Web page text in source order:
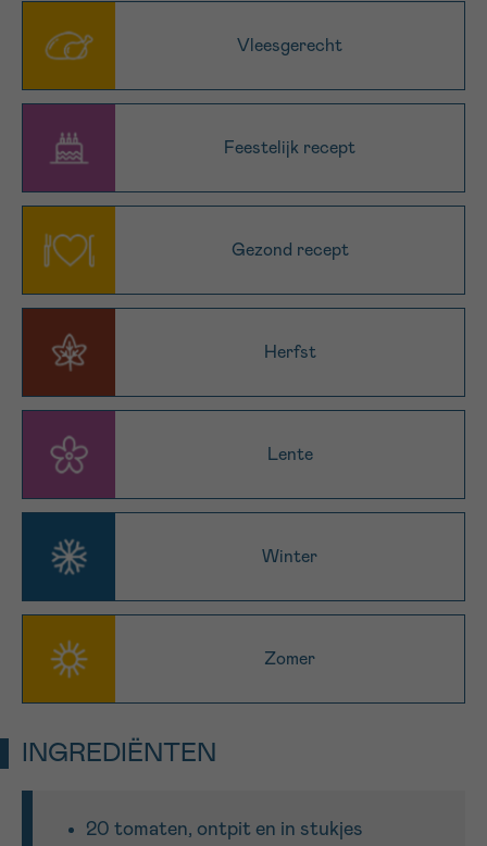
Vleesgerecht
Feestelijk recept
Gezond recept
Herfst
Lente
Winter
Zomer
INGREDIËNTEN
20 tomaten, ontpit en in stukjes
Sturen